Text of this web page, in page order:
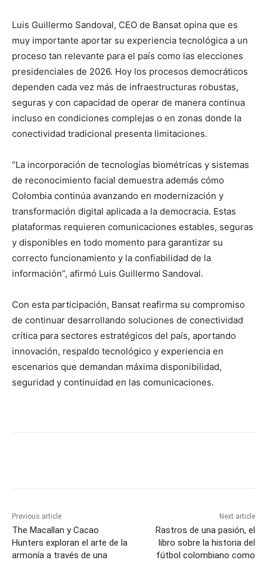
Luis Guillermo Sandoval, CEO de Bansat opina que es
muy importante aportar su experiencia tecnológica a un
proceso tan relevante para el país como las elecciones
presidenciales de 2026. Hoy los procesos democráticos
dependen cada vez más de infraestructuras robustas,
seguras y con capacidad de operar de manera continua
incluso en condiciones complejas o en zonas donde la
conectividad tradicional presenta limitaciones.
“La incorporación de tecnologías biométricas y sistemas
de reconocimiento facial demuestra además cómo
Colombia continúa avanzando en modernización y
transformación digital aplicada a la democracia. Estas
plataformas requieren comunicaciones estables, seguras
y disponibles en todo momento para garantizar su
correcto funcionamiento y la confiabilidad de la
información”, afirmó Luis Guillermo Sandoval.
Con esta participación, Bansat reafirma su compromiso
de continuar desarrollando soluciones de conectividad
crítica para sectores estratégicos del país, aportando
innovación, respaldo tecnológico y experiencia en
escenarios que demandan máxima disponibilidad,
seguridad y continuidad en las comunicaciones.
Previous article
The Macallan y Cacao
Hunters exploran el arte de la
armonía a través de una
Next article
Rastros de una pasión, el
libro sobre la historia del
fútbol colombiano como